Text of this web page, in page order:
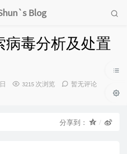
Blog
病毒分析及处置
3215 次浏览
暂无评论
分享到：